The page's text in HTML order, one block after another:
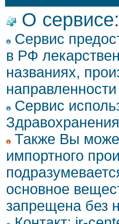
О сервисе:
Сервис
в РФ
названиях,
Сервис
Также Вы
импортного
основное
запрещена без